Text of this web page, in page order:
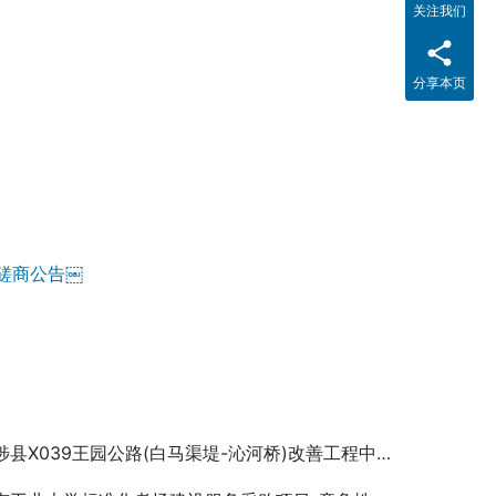
商公告￼
X039王园公路(白马渠堤-沁河桥)改善工程中标结果公示
关注我们
分享本页